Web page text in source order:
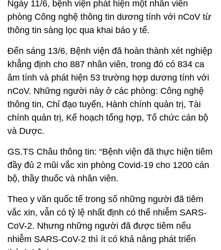
Ngày 11/6, bệnh viện phát hiện một nhân viên
phòng Công nghệ thông tin dương tính với nCoV từ
thông tin sàng lọc qua khai báo y tế.
Đến sáng 13/6, Bệnh viện đã hoàn thành xét nghiệp
khẳng định cho 887 nhân viên, trong đó có 834 ca
âm tính và phát hiện 53 trường hợp dương tính với
nCoV. Những người này ở các phòng: Công nghệ
thông tin, Chỉ đạo tuyến, Hành chính quản trị, Tài
chính quản trị, Kế hoạch tổng hợp, Tổ chức cán bộ
và Dược.
GS.TS Châu thông tin: “Bệnh viện đã thực hiện tiêm
đầy đủ 2 mũi vắc xin phòng Covid-19 cho 1200 cán
bộ, thầy thuốc và nhân viên.
Theo y văn quốc tế trong số những người đã tiêm
vắc xin, vẫn có tỷ lệ nhất định có thể nhiễm SARS-
CoV-2. Nhưng những người đã được tiêm nếu
nhiễm SARS-CoV-2 thì ít có khả năng phát triển